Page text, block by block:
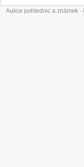
Aukce pohlednic a známek -